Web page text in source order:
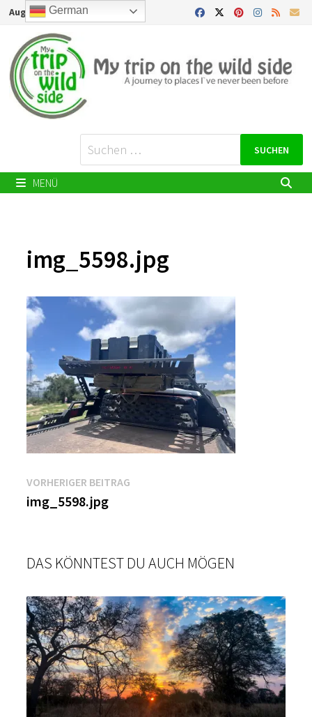
Zurück
Inhalt
August 7, 2026
Suchen
nach:
MENÜ
img_5598.jpg
Beitragsnavigation
VORHERIGER BEITRAG
img_5598.jpg
DAS KÖNNTEST DU AUCH MÖGEN
German